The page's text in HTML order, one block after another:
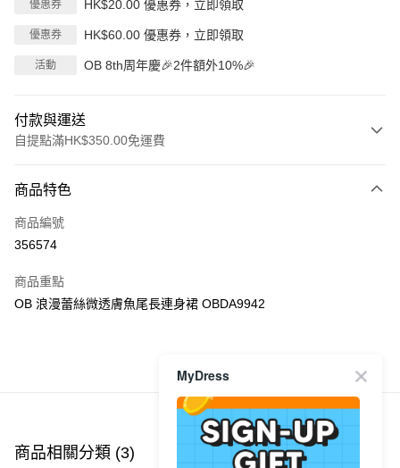
優惠券 HK$20.00 優惠券，立即領取
優惠券 HK$60.00 優惠券，立即領取
活動 OB 8th周年慶🎉2件額外10%🎉
付款與運送
自提點滿HK$350.00免運費
信用卡
Apple Pay
PayMe
每筆HK$40.00，滿HK$350.00或以上免運費
付款後順豐站及營業點
商品特色
商品編號
356574
商品重點
OB 浪漫蕾絲微透膚魚尾長連身裙 OBDA9942
商品推薦
商品相關分類 (3)
MyDress